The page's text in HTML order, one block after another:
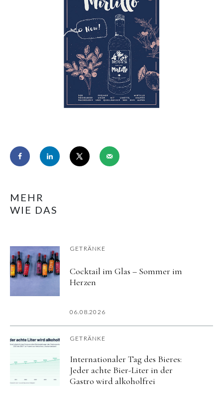
MEHR
WIE DAS
GETRÄNKE
Cocktail im Glas – Sommer im
Herzen
06.08.2026
GETRÄNKE
Internationaler Tag des Bieres:
Jeder achte Bier-Liter in der
Gastro wird alkoholfrei